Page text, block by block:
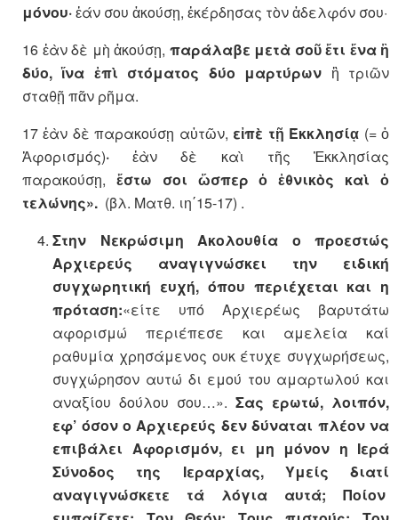
μόνου·ἐάν σου ἀκούσῃ, ἐκέρδησας τὸν ἀδελφόν σου·
16 ἐὰν δὲ μὴ ἀκούσῃ, παράλαβε μετὰ σοῦ ἔτι ἕνα ἢ
δύο, ἵνα ἐπὶ στόματος δύο μαρτύρων ἢ τριῶν
σταθῇ πᾶν ρῆμα.
17 ἐὰν δὲ παρακούσῃ αὐτῶν, εἰπὲ τῇ Έκκλησίᾳ (= ὁ
Ἁφορισμός)· ἐὰν δὲ καὶ τῆς Ἐκκλησίας
παρακούσῃ, ἔστω σοι ὥσπερ ὁ ἐθνικὸς καὶ ὁ
τελώνης». (βλ. Ματθ. ιη΄15-17) .
Στην Νεκρώσιμη Ακολουθία ο προεστώς
Αρχιερεύς αναγιγνώσκει την ειδική
συγχωρητική ευχή, όπου περιέχεται και η
πρόταση:«είτε υπό Αρχιερέως βαρυτάτω
αφορισμώ περιέπεσε και αμελεία καί
ραθυμία χρησάμενος ουκ έτυχε συγχωρήσεως,
συγχώρησον αυτώ δι εμού του αμαρτωλού και
αναξίου δούλου σου…».Σας ερωτώ, λοιπόν,
εφ’ όσον ο Αρχιερεύς δεν δύναται πλέον να
επιβάλει Αφορισμόν, ει μη μόνον η Ιερά
Σύνοδος της Ιεραρχίας, Υμείς διατί
αναγιγνώσκετε τά λόγια αυτά; Ποίον